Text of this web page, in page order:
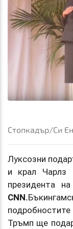
Стопкадър/Си
Луксозни
и крал Чарлз
президента
CNN.
Тръмп ще